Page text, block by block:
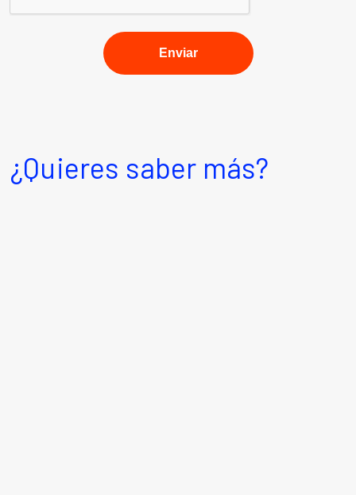
¿Quieres saber más?